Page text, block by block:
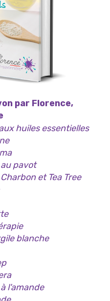
par Florence,
huiles essentielles
pavot
et Tea Tree
blanche
l'amande